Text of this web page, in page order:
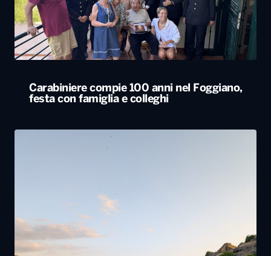
Carabiniere compie 100 anni nel Foggiano,
festa con famiglia e colleghi